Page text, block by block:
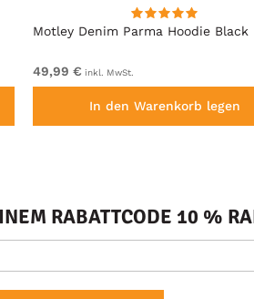
Motley Denim Parma Hoodie Black
49,99 € inkl. MwSt.
In den Warenkorb legen
RABATTCODE 10 %